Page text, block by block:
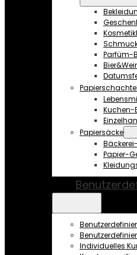
Parfüm-
Kuchen-
Papiersäcke
Papier-
Individuelles